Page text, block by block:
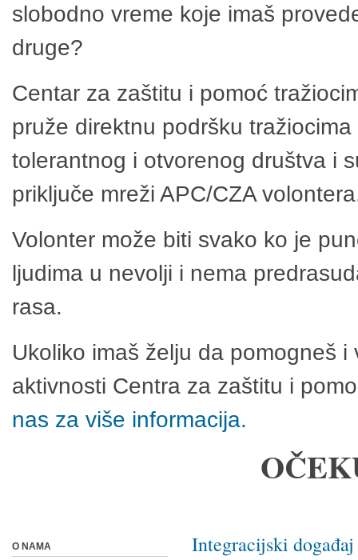
slobodno vreme koje imaš
druge?
Centar za zaštitu i pomoć
pruže direktnu podršku
tolerantnog i otvorenog društva i
priključe mreži APC/CZA
Volonter može biti svako ko je
ljudima u nevolji i nema
rasa.
Ukoliko imaš želju da pomogneš
aktivnosti Centra za zaštitu i
nas za više informacija.
Integracijski događaj
O NAMA